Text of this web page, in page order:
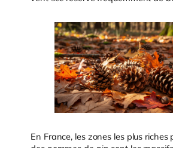
En France, les zones les plus riches